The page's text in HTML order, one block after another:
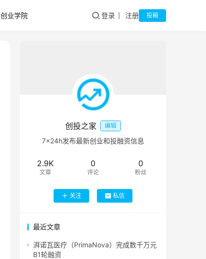
创业学院 登录 注册 投稿
创投之家 编辑
7×24h发布最新创业和投融资信息
2.9K
文章
0
评论
0
粉丝
关注 私信
最近文章
湃诺瓦医疗（PrimaNova）完成数千万元
B1轮融资